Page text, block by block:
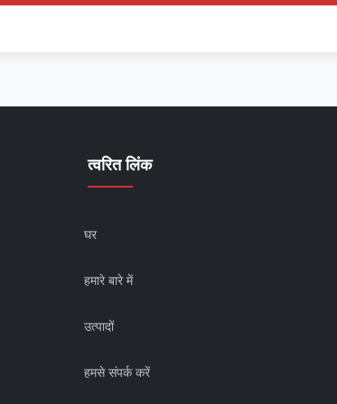
त्वरित लिंक
घर
हमारे बारे में
उत्पादों
हमसे संपर्क करें